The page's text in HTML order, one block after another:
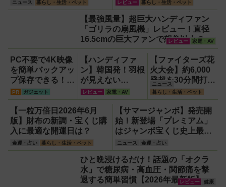
ツ現場に1台置くべき理由
ニュース 暮らし・生活・ペット レビュー 暮らし・生活・ペット
【最強風量】超巨大ハンディファン
「ゴリラの扇風機」レビュー！直径
16.5cmの巨大ファンで想像以上の涼
しさを体感
レビュー 家電・AV
PC不要で4K映像
を簡単バックアッ
プ保存できる！プ
ロスペックのハイ
ビジョンレコーダ
ー『HVE705-
PRO』
PR ガジェット
【ハンディファ
ン】韓国発！羽根
が見えない
『baramood（パ
ラムード）』4種
使い比べ
レビュー 家電・AV
【ファイターズ花
火大会】約6,000
発超を30分間打ち
上げ！【8月8日】
ニュース
暮らし・生活・ペット
【一粒万倍日2026年6月
版】財布の新調・宝くじ購
入に最適な開運日は？
金運・占い 暮らし・生活・ペット
【サマージャンボ】発売開
始！新登場「プレミアム」
はジャンボ宝くじ史上最高
額の12億円！
ニュース 金運・占い
ひと晩浸けるだけ！話題の「オクラ
水」で糖尿病・高血圧・関節痛を撃
退する簡単習慣【2026年最新版】
レビュー 健康